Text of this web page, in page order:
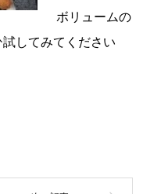
ボリュームの
してみてください